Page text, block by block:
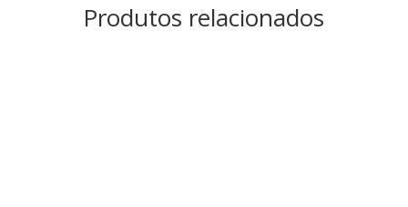
Produtos relacionados